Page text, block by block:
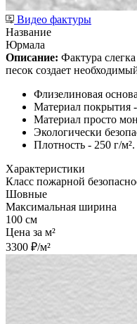
Видео фактуры
Название
Юрмала
Описание: Фактура
песок создает
Флизелиновая
Материал покрытия
Материал просто
Экологически
Плотность - 250 г/м².
Характеристики
Класс пожарной
Шовные
Максимальная ширина
100 см
Цена за м²
3300 ₽/м²